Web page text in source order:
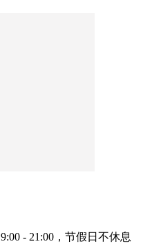
- 21:00，节假日不休息